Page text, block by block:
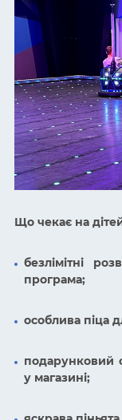
Що чекає на
безлімітні
програма;
особлива піца
подарунковий
у магазині;